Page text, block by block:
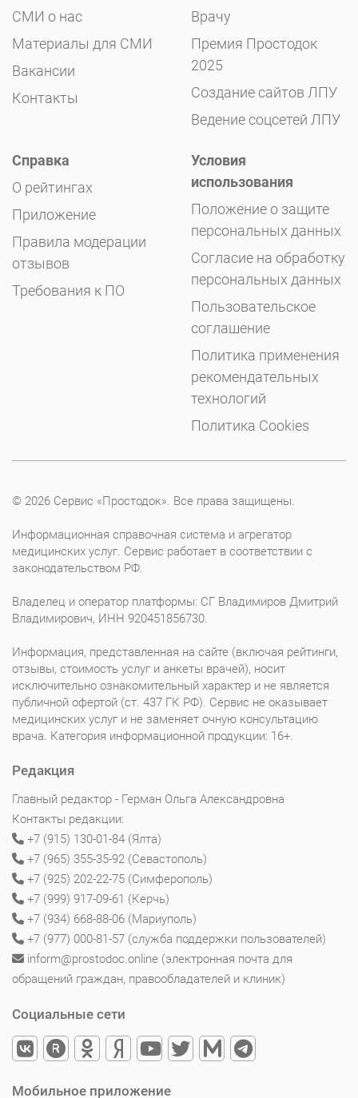
СМИ о нас
Материалы для СМИ
Вакансии
Контакты
Врачу
Премия Простодок
2025
Создание сайтов ЛПУ
Ведение соцсетей ЛПУ
Справка
О рейтингах
Приложение
Правила модерации
отзывов
Требования к ПО
Условия
использования
Положение о защите
персональных данных
Согласие на обработку
персональных данных
Пользовательское
соглашение
Политика применения
рекомендательных
технологий
Политика Cookies
© 2026 Сервис «Простодок». Все права защищены.
Информационная справочная система и агрегатор
медицинских услуг. Сервис работает в соответствии с
законодательством РФ.
Владелец и оператор платформы: СГ Владимиров Дмитрий
Владимирович, ИНН 920451856730.
Информация, представленная на сайте (включая рейтинги,
отзывы, стоимость услуг и анкеты врачей), носит
исключительно ознакомительный характер и не является
публичной офертой (ст. 437 ГК РФ). Сервис не оказывает
медицинских услуг и не заменяет очную консультацию
врача. Категория информационной продукции: 16+.
Редакция
Главный редактор - Герман Ольга Александровна
Контакты редакции:
+7 (915) 130-01-84 (Ялта)
+7 (965) 355-35-92 (Севастополь)
+7 (925) 202-22-75 (Симферополь)
+7 (999) 917-09-61 (Керчь)
+7 (934) 668-88-06 (Мариуполь)
+7 (977) 000-81-57 (служба поддержки пользователей)
inform@prostodoc.online (электронная почта для
обращений граждан, правообладателей и клиник)
Социальные сети
Мобильное приложение